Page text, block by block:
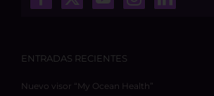
ENTRADAS RECIENTES
Nuevo visor “My Ocean Health”